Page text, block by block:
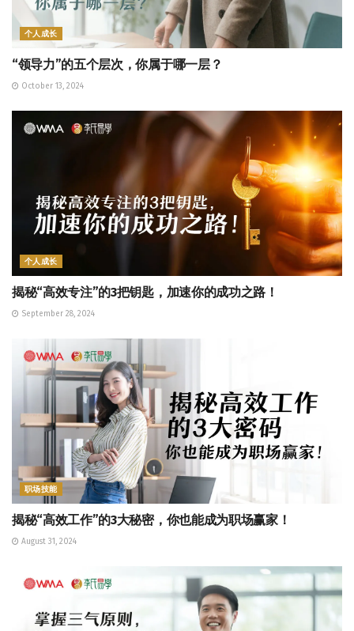
个人成长
“领导力”的五个层次，你属于哪一层？
October 13, 2024
个人成长
揭秘“高效专注”的3把钥匙，加速你的成功之路！
September 28, 2024
职场技能
揭秘“高效工作”的3大秘密，你也能成为职场赢家！
August 31, 2024